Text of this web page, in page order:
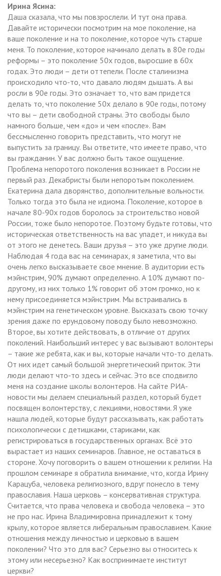
Ирина Ясина:
Даша сказала, что мы повзрослели. И тут она права.
Давайте исторически посмотрим на мое поколение, на
ваше поколение и на то поколение, которое чуть старше
меня. То поколение, которое начинало делать в 80е годы
реформы – это поколение 50х годов, выросшие в 60х
годах. Это люди – дети оттепели. После сталинизма
происходило что-то, что давало людям дышать. А вы
росли в 90е годы. Это означает то, что вам придется
делать то, что поколение 50х делало в 90е годы, потому
что вы – дети свободной страны. Это свободы было
намного больше, чем «до» и чем «после». Вам
бессмысленно говорить представить, что могут не
выпустить за границу. Вы ответите, что имеете право, что
вы гражданин. У вас должно быть такое ощущение.
Проблема непоротого поколения возникает в России не
первый раз. Декабристы были непоротым поколением.
Екатерина дала дворянство, дополнительные вольности.
Только тогда это была не идиома. Поколение, которое в
начале 80-90х годов боролось за строительство новой
России, тоже было непоротое. Поэтому будьте готовы, что
историческая ответственность на вас упадет, и никуда вы
от этого не денетесь. Ваши друзья – это уже другие люди.
Наблюдая 4 года вас на семинарах, я заметила, что вы
очень легко высказываете свое мнение. В аудитории есть
мэйнстрим, 90% думают определенно. А 10% думают по-
другому, из них только 1% говорит об этом громко, но к
нему присоединяется мэйнстрим. Мы встраивались в
мэйнстрим на генетическом уровне. Высказать свою точку
зрения даже по ерундовому поводу было невозможно.
Второе, вы хотите действовать, в отличие от других
поколений. Наибольший интерес у вас вызывают волонтеры
– такие же ребята, как и вы, которые начали что-то делать.
От них идет самый большой энергетический приток. Эти
люди делают что-то здесь и сейчас. Это все сподвигло
меня на создание школы волонтеров. На сайте РИА-
новости мы делаем специальный раздел, который будет
посвящен волонтерству, с лекциями, новостями. Я уже
нашла людей, которые будут рассказывать, как работать
психологически с детишками, стариками, как
регистрироваться в государственных органах. Всё это
вырастает из наших семинаров. Главное, не оставаться в
стороне. Хочу поговорить о вашем отношении к религии. На
прошлом семинаре я обратила внимание, что, когда Ирину
Карацуба, человека религиозного, вдруг понесло в тему
православия. Наша церковь – консервативная структура.
Считается, что права человека и свобода человека – это
не про нас. Ирина Владимировна принадлежит к тому
крылу, которое является либеральным православием. Какие
отношения между личностью и церковью в вашем
поколении? Что это для вас? Серьезно вы относитесь к
этому или несерьезно? Как воспринимаете институт
церкви?